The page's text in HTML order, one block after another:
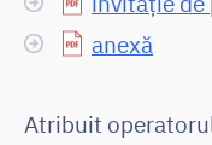
anexă
Atribuit